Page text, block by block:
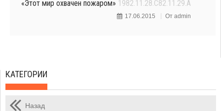
«Этот мир охвачен пожаром» 1982.11.28.C82.11.29.A
17.06.2015 От admin
КАТЕГОРИИ
Назад